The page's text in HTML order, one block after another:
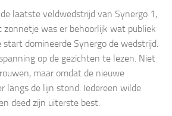
laatste veldwedstrijd van Synergo 1,
was er behoorlijk wat publiek
domineerde Synergo de wedstrijd.
op de gezichten te lezen. Niet
maar omdat de nieuwe
langs de lijn stond. Iedereen wilde
deed zijn uiterste best.